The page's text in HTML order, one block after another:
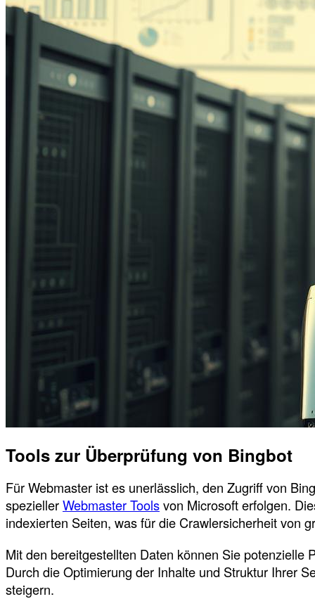
Tools zur Überprüfung von Bingbot
Für Webmaster ist es unerlässlich, den Zugriff von
speziellerWebmaster Toolsvon Microsoft erfolgen.
indexierten Seiten, was für die Crawlersicherheit von
Mit den bereitgestellten Daten können Sie
Durch die Optimierung der Inhalte und Struktur Ihrer
steigern.